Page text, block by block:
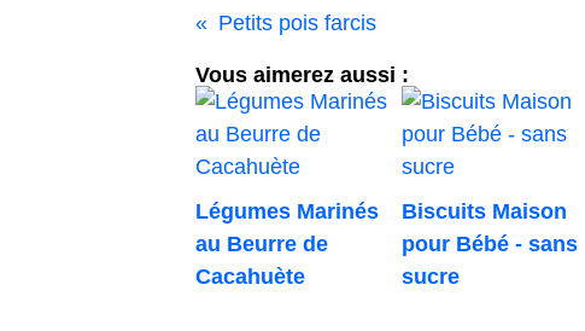
Petits pois farcis
Vous aimerez aussi :
Légumes Marinés
au Beurre de
Cacahuète
Biscuits Maison
pour Bébé - sans
sucre